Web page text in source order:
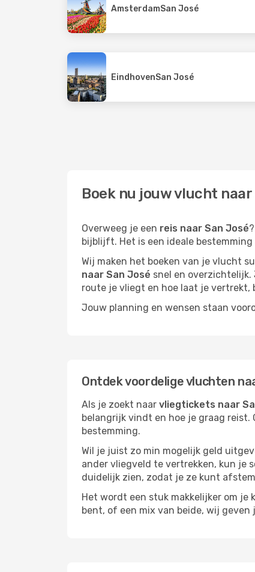
AmsterdamSan José
EindhovenSan José
Boek nu jouw vlucht
Overweeg je een reis naar San José
bijblijft. Het is een ideale
Wij maken het boeken van je vlucht
naar San José snel en overzichtelijk.
route je vliegt en hoe laat je vertrekt,
Jouw planning en wensen staan
Ontdek voordelige vluchten
Als je zoekt naar vliegtickets naar
belangrijk vindt en hoe je graag
bestemming.
Wil je juist zo min mogelijk geld
ander vliegveld te vertrekken, kun je
duidelijk zien, zodat je ze kunt
Het wordt een stuk makkelijker om je
bent, of een mix van beide, wij